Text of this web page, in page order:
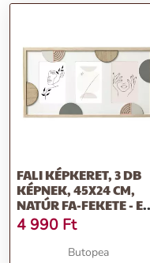
FALI KÉPKERET, 3 DB
KÉPNEK, 45X24 CM,
NATÚR FA-FEKETE - EN
RANG
4 990 Ft
Butopea